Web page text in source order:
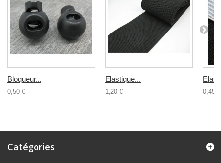
Bloqueur...
0,50 €
Elastique...
1,20 € 0,45 €
Catégories